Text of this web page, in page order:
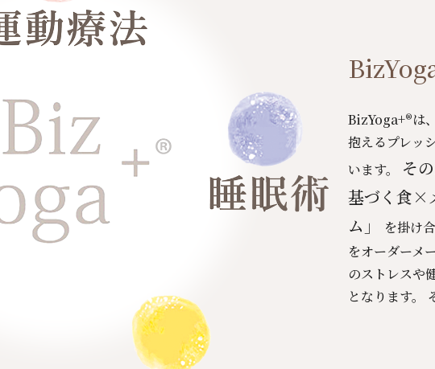
BizYoga+®は
抱えるプレッ
います。 そ
基づく食×
ム」
を掛け
をオーダーメ
のストレスや
となります。